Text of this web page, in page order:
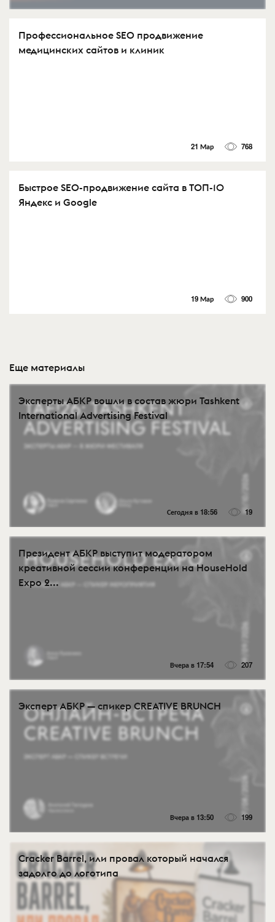
Профессиональное SEO продвижение
медицинских сайтов и клиник
21 Мар 768
Быстрое SEO-продвижение сайта в ТОП-10
Яндекс и Google
19 Мар 900
Еще материалы
Эксперты АБКР вошли в состав жюри Tashkent
International Advertising Festival
Сегодня в 18:56 19
Президент АБКР выступит модератором
креативной сессии конференции на HouseHold
Expo 2...
Вчера в 17:54 207
Эксперт АБКР — спикер CREATIVE BRUNCH
Вчера в 13:50 199
Cracker Barrel, или провал который начался
задолго до логотипа